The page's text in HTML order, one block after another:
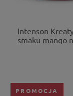
Intenson
smaku mango
PROMOCJA